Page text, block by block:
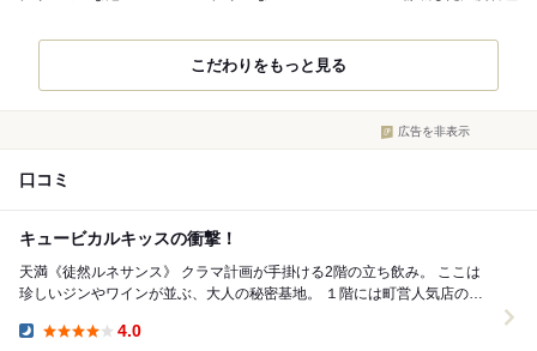
こだわりをもっと見る
広告を非表示
口コミ
キュービカルキッスの衝撃！
天満《徒然ルネサンス》 クラマ計画が手掛ける2階の立ち飲み。 ここは
珍しいジンやワインが並ぶ、大人の秘密基地。 １階には町営人気店の
4.0